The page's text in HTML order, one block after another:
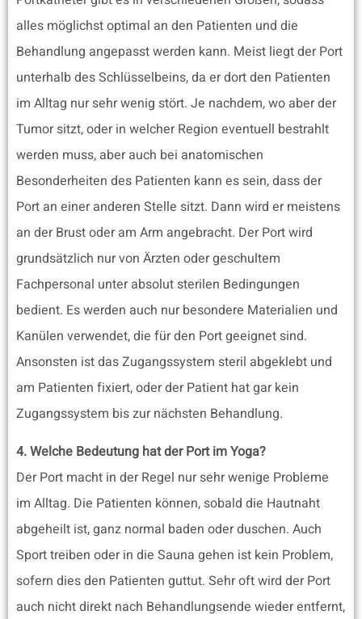
alles möglichst optimal an den Patienten und die
Behandlung angepasst werden kann. Meist liegt der Port
unterhalb des Schlüsselbeins, da er dort den Patienten
im Alltag nur sehr wenig stört. Je nachdem, wo aber der
Tumor sitzt, oder in welcher Region eventuell bestrahlt
werden muss, aber auch bei anatomischen
Besonderheiten des Patienten kann es sein, dass der
Port an einer anderen Stelle sitzt. Dann wird er meistens
an der Brust oder am Arm angebracht. Der Port wird
grundsätzlich nur von Ärzten oder geschultem
Fachpersonal unter absolut sterilen Bedingungen
bedient. Es werden auch nur besondere Materialien und
Kanülen verwendet, die für den Port geeignet sind.
Ansonsten ist das Zugangssystem steril abgeklebt und
am Patienten fixiert, oder der Patient hat gar kein
Zugangssystem bis zur nächsten Behandlung.
4. Welche Bedeutung hat der Port im Yoga?
Der Port macht in der Regel nur sehr wenige Probleme
im Alltag. Die Patienten können, sobald die Hautnaht
abgeheilt ist, ganz normal baden oder duschen. Auch
Sport treiben oder in die Sauna gehen ist kein Problem,
sofern dies den Patienten guttut. Sehr oft wird der Port
auch nicht direkt nach Behandlungsende wieder entfernt,